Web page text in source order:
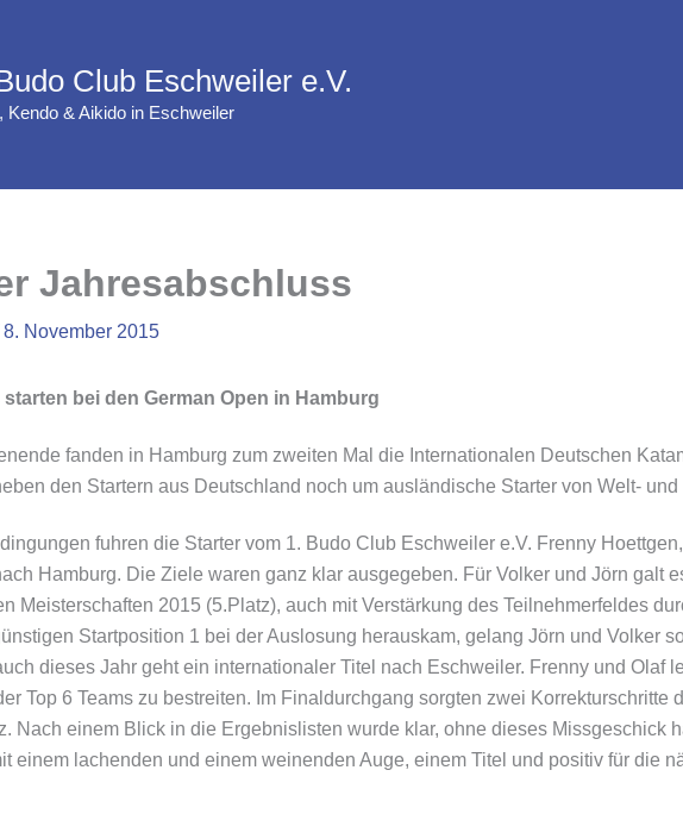
Club Eschweiler e.V.
Kendo & Aikido in Eschweiler
Jahresabschluss
8. November 2015
bei den German Open in Hamburg
fanden in Hamburg zum zweiten Mal die Internationalen Deutschen
den Startern aus Deutschland noch um ausländische Starter von Welt-
fuhren die Starter vom 1. Budo Club Eschweiler e.V. Frenny
Hamburg. Die Ziele waren ganz klar ausgegeben. Für Volker und Jörn galt
Meisterschaften 2015 (5.Platz), auch mit Verstärkung des Teilnehmerfeldes
Startposition 1 bei der Auslosung herauskam, gelang Jörn und Volker
dieses Jahr geht ein internationaler Titel nach Eschweiler. Frenny und Olaf
Top 6 Teams zu bestreiten. Im Finaldurchgang sorgten zwei
Nach einem Blick in die Ergebnislisten wurde klar, ohne dieses Missgeschick
einem lachenden und einem weinenden Auge, einem Titel und positiv für die